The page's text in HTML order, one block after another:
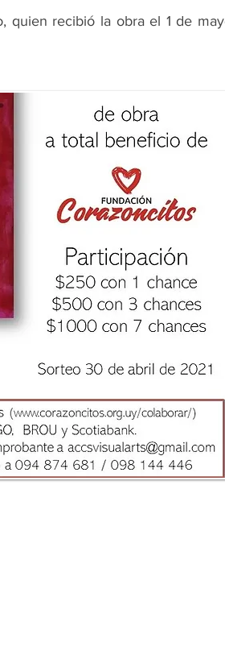
quien recibió la obra el 1 de